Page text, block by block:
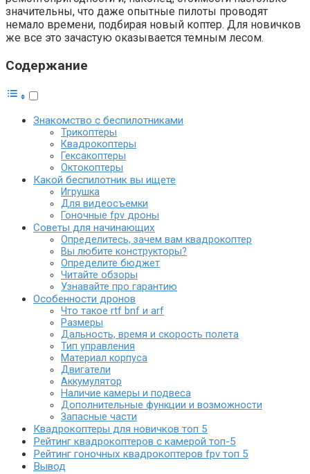
значительны, что даже опытные пилоты проводят
немало времени, подбирая новый коптер. Для новичков
же все это зачастую оказывается темным лесом.
Содержание
Знакомство с беспилотниками
Трикоптеры
Квадрокоптеры
Гексакоптеры
Октокоптеры
Какой беспилотник вы ищете
Игрушка
Для видеосъемки
Гоночные fpv дроны
Советы для начинающих
Определитесь, зачем вам квадрокоптер
Вы любите конструкторы?
Определите бюджет
Читайте обзоры
Узнавайте про гарантию
Особенности дронов
Что такое rtf bnf и arf
Размеры
Дальность, время и скорость полета
Тип управления
Материал корпуса
Двигатели
Аккумулятор
Наличие камеры и подвеса
Дополнительные функции и возможности
Запасные части
Квадрокоптеры для новичков топ 5
Рейтинг квадрокоптеров с камерой топ-5
Рейтинг гоночных квадрокоптеров fpv топ 5
Вывод